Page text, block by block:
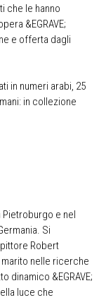
che le hanno
&EGRAVE;
e offerta dagli
in numeri arabi, 25
in collezione
Pietroburgo e nel
Si
Robert
marito nelle ricerche
dinamico &EGRAVE;
luce che